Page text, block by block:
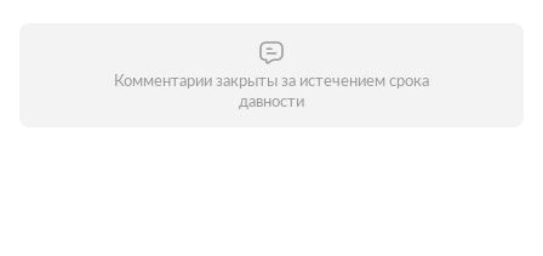
Комментарии закрыты за истечением срока
давности